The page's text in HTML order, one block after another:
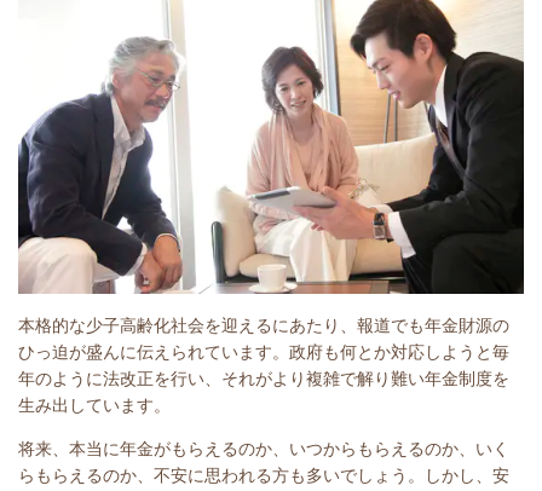
本格的な少子高齢化社会を迎えるにあたり、報道でも年金財源の
ひっ迫が盛んに伝えられています。政府も何とか対応しようと毎
年のように法改正を行い、それがより複雑で解り難い年金制度を
生み出しています。
将来、本当に年金がもらえるのか、いつからもらえるのか、いく
らもらえるのか、不安に思われる方も多いでしょう。しかし、安